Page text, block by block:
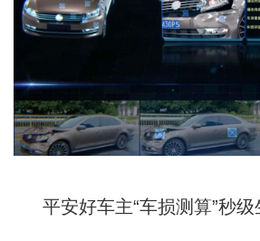
平安好车主“车损测算”秒